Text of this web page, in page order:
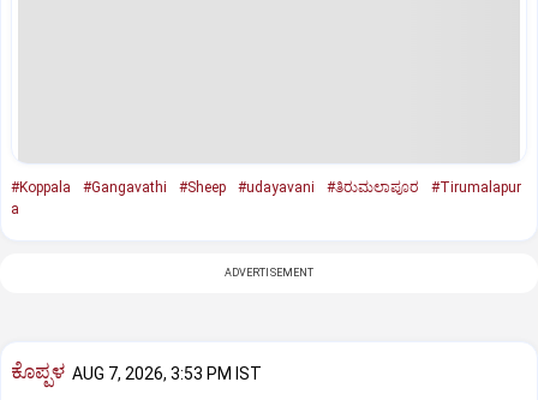
#Koppala #Gangavathi #Sheep #udayavani #ತಿರುಮಲಾಪೂರ
#Tirumalapur
a
ADVERTISEMENT
ಕೊಪ್ಪಳ AUG 7, 2026, 3:53 PM IST